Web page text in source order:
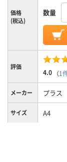
価格
(税込)
数量
評価
4.0 （1
メーカー プラス
サイズ A4